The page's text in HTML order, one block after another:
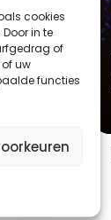
cookies
in te
of
of uw
functies